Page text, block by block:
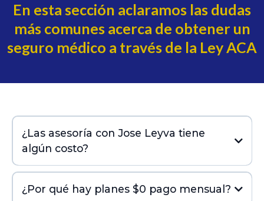
En esta sección aclaramos las dudas
más comunes acerca de obtener un
seguro médico a través de la Ley ACA
¿Las asesoría con Jose Leyva tiene
algún costo?
¿Por qué hay planes $0 pago mensual?